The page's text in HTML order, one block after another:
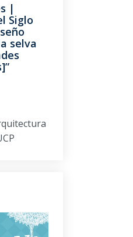
|
Siglo
selva